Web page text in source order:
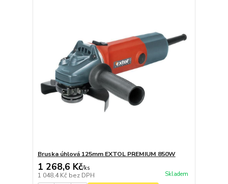
Bruska úhlová 125mm EXTOL PREMIUM 850W
1 268,6 Kč/ks
1 048,4 Kč bez DPH Skladem